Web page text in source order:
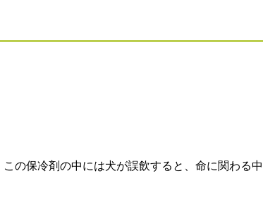
の保冷剤の中には犬が誤飲すると、命に関わる